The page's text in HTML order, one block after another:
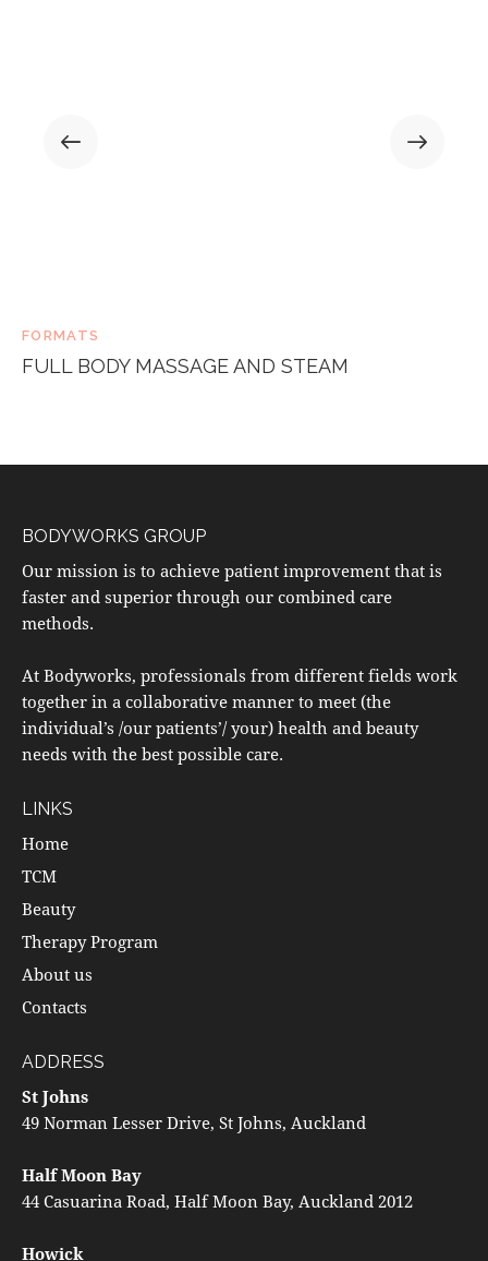
FORMATS
FULL BODY MASSAGE AND STEAM
BODYWORKS GROUP
Our mission is to achieve patient improvement that is
faster and superior through our combined care
methods.
At Bodyworks, professionals from different fields work
together in a collaborative manner to meet (the
individual’s /our patients’/ your) health and beauty
needs with the best possible care.
LINKS
Home
TCM
Beauty
Therapy Program
About us
Contacts
ADDRESS
St Johns
49 Norman Lesser Drive, St Johns, Auckland
Half Moon Bay
44 Casuarina Road, Half Moon Bay, Auckland 2012
Howick